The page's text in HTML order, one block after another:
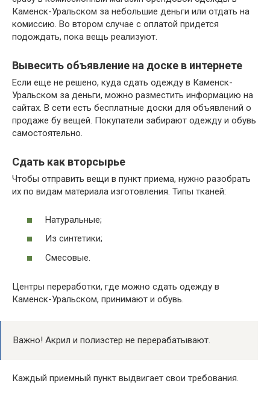
Каменск-Уральском за небольшие деньги или отдать на
комиссию. Во втором случае с оплатой придется
подождать, пока вещь реализуют.
Вывесить объявление на доске в интернете
Если еще не решено, куда сдать одежду в Каменск-
Уральском за деньги, можно разместить информацию на
сайтах. В сети есть бесплатные доски для объявлений о
продаже бу вещей. Покупатели забирают одежду и обувь
самостоятельно.
Сдать как вторсырье
Чтобы отправить вещи в пункт приема, нужно разобрать
их по видам материала изготовления. Типы тканей:
Натуральные;
Из синтетики;
Смесовые.
Центры переработки, где можно сдать одежду в
Каменск-Уральском, принимают и обувь.
Важно! Акрил и полиэстер не перерабатывают.
Каждый приемный пункт выдвигает свои требования.